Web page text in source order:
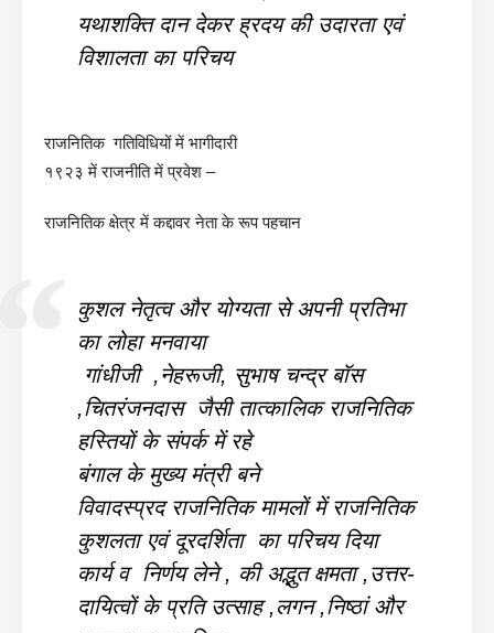
यथाशक्ति दान देकर ह्रदय की उदारता एवं
विशालता का परिचय
राजनितिक गतिविधियों में भागीदारी
१९२३ में राजनीति में प्रवेश –
राजनितिक क्षेत्र में कद्दावर नेता के रूप पहचान
कुशल नेतृत्व और योग्यता से अपनी प्रतिभा
का लोहा मनवाया
गांधीजी ,नेहरूजी, सुभाष चन्द्र बॉस
,चितरंजनदास जैसी तात्कालिक राजनितिक
हस्तियों के संपर्क में रहे
बंगाल के मुख्य मंत्री बने
विवादस्प्रद राजनितिक मामलों में राजनितिक
कुशलता एवं दूरदर्शिता का परिचय दिया
कार्य व निर्णय लेने , की अद्भुत क्षमता ,उत्तर-
दायित्वों के प्रति उत्साह ,लगन ,निष्ठां और